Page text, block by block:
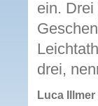
ein.
drei,
Luca